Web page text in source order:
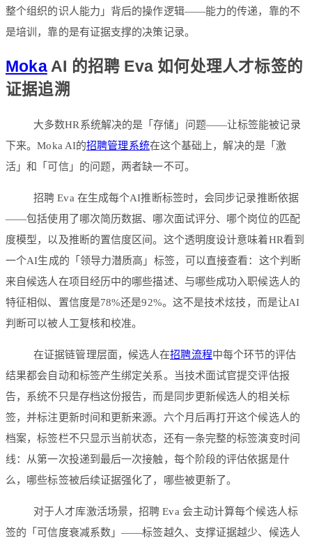
整个组织的识人能力」背后的操作逻辑——能力的传递，靠的不
是培训，靠的是有证据支撑的决策记录。
MokaAI 的招聘 Eva 如何处理人才标签的
证据追溯
大多数HR系统解决的是「存储」问题——让标签能被记录
下来。Moka AI的招聘管理系统在这个基础上，解决的是「激
活」和「可信」的问题，两者缺一不可。
招聘 Eva 在生成每个AI推断标签时，会同步记录推断依据
——包括使用了哪次简历数据、哪次面试评分、哪个岗位的匹配
度模型，以及推断的置信度区间。这个透明度设计意味着HR看到
一个AI生成的「领导力潜质高」标签，可以直接查看：这个判断
来自候选人在项目经历中的哪些描述、与哪些成功入职候选人的
特征相似、置信度是78%还是92%。这不是技术炫技，而是让AI
判断可以被人工复核和校准。
在证据链管理层面，候选人在招聘流程中每个环节的评估
结果都会自动和标签产生绑定关系。当技术面试官提交评估报
告，系统不只是存档这份报告，而是同步更新候选人的相关标
签，并标注更新时间和更新来源。六个月后再打开这个候选人的
档案，标签栏不只显示当前状态，还有一条完整的标签演变时间
线：从第一次投递到最后一次接触，每个阶段的评估依据是什
么，哪些标签被后续证据强化了，哪些被更新了。
对于人才库激活场景，招聘 Eva 会主动计算每个候选人标
签的「可信度衰减系数」——标签越久、支撑证据越少、候选人